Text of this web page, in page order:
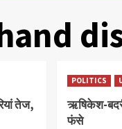
तेज,
POLITICS
ऋषिकेश-
फंसे